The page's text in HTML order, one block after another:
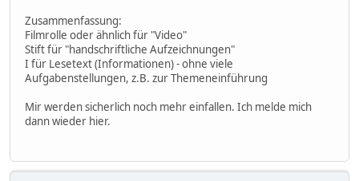
Zusammenfassung:
Filmrolle oder ähnlich für "Video"
Stift für "handschriftliche Aufzeichnungen"
I für Lesetext (Informationen) - ohne viele
Aufgabenstellungen, z.B. zur Themeneinführung
Mir werden sicherlich noch mehr einfallen. Ich melde mich
dann wieder hier.